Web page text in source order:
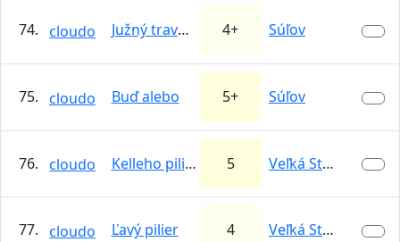
74. cloudo Južný traverz 4+ Súľov
75. cloudo Buď alebo 5+ Súľov
76. cloudo Kelleho pilier 5 Veľká Studená…
77. cloudo Ľavý pilier 4 Veľká Studená…